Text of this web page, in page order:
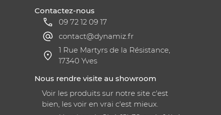
Contactez-nous
09 72 12 09 17
contact@dynamiz.fr
1 Rue Martyrs de la Résistance,
17340 Yves
Nous rendre visite au showroom
Voir les produits sur notre site c'est
bien, les voir en vrai c'est mieux.